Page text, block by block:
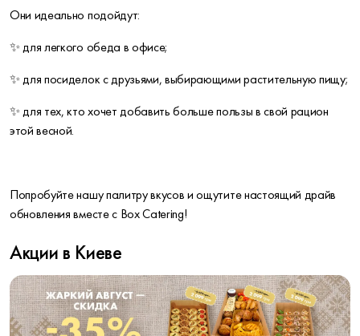
Они идеально подойдут:
✨ для легкого обеда в офисе;
✨ для посиделок с друзьями, выбирающими растительную пищу;
✨ для тех, кто хочет добавить больше пользы в свой рацион
этой весной.
Попробуйте нашу палитру вкусов и ощутите настоящий драйв
обновления вместе с Box Catering!
Акции в Киеве